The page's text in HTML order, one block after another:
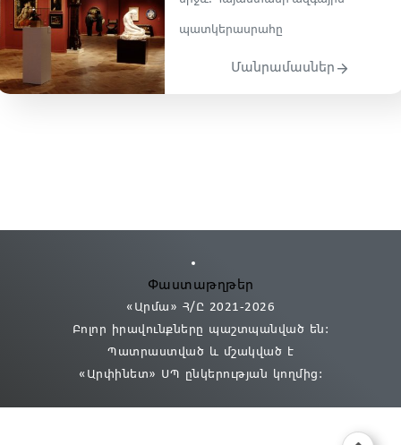
պատկերասրահը
Մանրամասներ
Փաստաթղթեր
«Արմա» Հ/Ը 2021-2026
Բոլոր իրավունքները պաշտպանված են:
Պատրաստված և մշակված է
«Արփինետ» ՍՊ ընկերության կողմից։